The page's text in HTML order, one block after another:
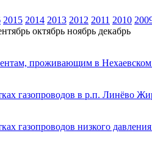
2015 2014 2013 2012 2011 2010
октябрь ноябрь декабрь
проживающим в
газопроводов в р.п. Линёво
газопроводов низкого